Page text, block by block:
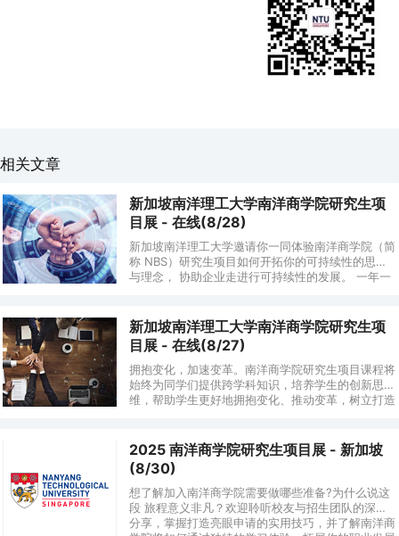
相关文章
新加坡南洋理工大学南洋商学院研究生项
目展 - 在线(8/28)
新加坡南洋理工大学邀请你一同体验南洋商学院（简
称 NBS）研究生项目如何开拓你的可持续性的思想
与理念， 协助企业走进行可持续性的发展。 一年一
新加坡南洋理工大学南洋商学院研究生项
目展 - 在线(8/27)
拥抱变化，加速变革。南洋商学院研究生项目课程将
始终为同学们提供跨学科知识，培养学生的创新思
维，帮助学生更好地拥抱变化、推动变革，树立打造
2025 南洋商学院研究生项目展 - 新加坡
(8/30)
想了解加入南洋商学院需要做哪些准备?为什么说这
段 旅程意义非凡？欢迎聆听校友与招生团队的深度
分享，掌握打造亮眼申请的实用技巧，并了解南洋商